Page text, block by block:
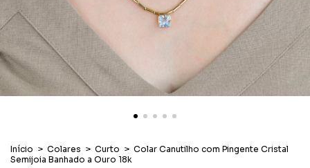
Início > Colares > Curto > Colar Canutilho com Pingente Cristal
Semijoia Banhado a Ouro 18k